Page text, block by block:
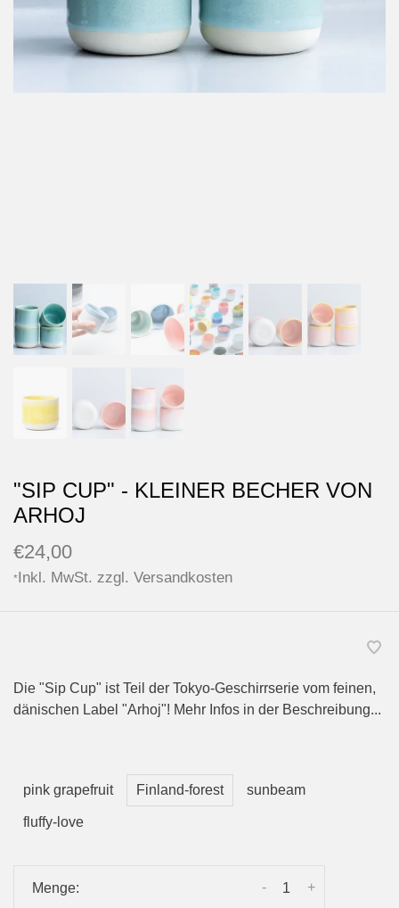
"SIP CUP" - KLEINER BECHER VON
ARHOJ
€24,00
*Inkl. MwSt. zzgl. Versandkosten
Die "Sip Cup" ist Teil der Tokyo-Geschirrserie vom feinen,
dänischen Label "Arhoj"! Mehr Infos in der Beschreibung...
pink grapefruit Finland-forest sunbeam
fluffy-love
Menge: +
-